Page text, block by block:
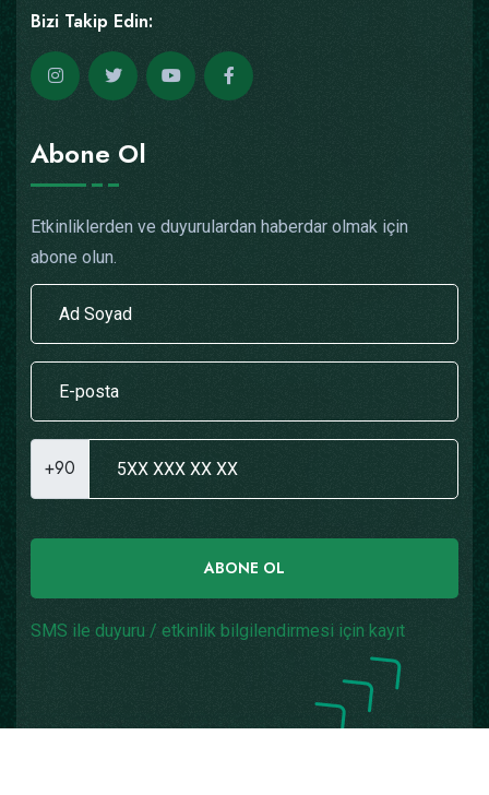
Bizi Takip Edin:
Abone Ol
Etkinliklerden ve duyurulardan haberdar olmak için
abone olun.
+90
ABONE OL
SMS ile duyuru / etkinlik bilgilendirmesi için kayıt